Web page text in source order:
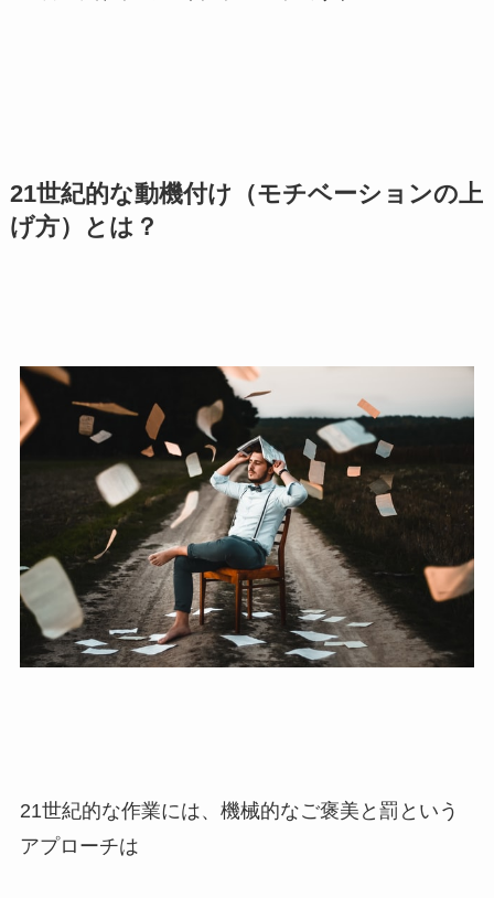
21世紀的な動機付け（モチベーションの上
げ方）とは？
21世紀的な作業には、機械的なご褒美と罰という
アプローチは